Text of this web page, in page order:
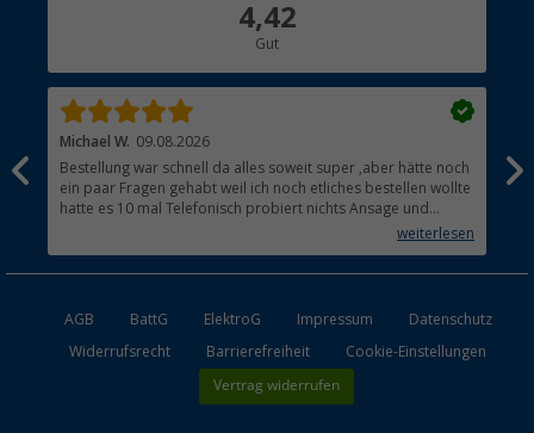
4,42
Gut
Michael W. 09.08.2026
Bestellung war schnell da alles soweit super ,aber hätte noch
ein paar Fragen gehabt weil ich noch etliches bestellen wollte
hatte es 10 mal Telefonisch probiert nichts Ansage und
weiterlesen
Ich
AGB BattG ElektroG Impressum
Datenschutz
Widerrufsrecht
Barrierefreiheit Cookie-Einstellungen
Vertrag widerrufen